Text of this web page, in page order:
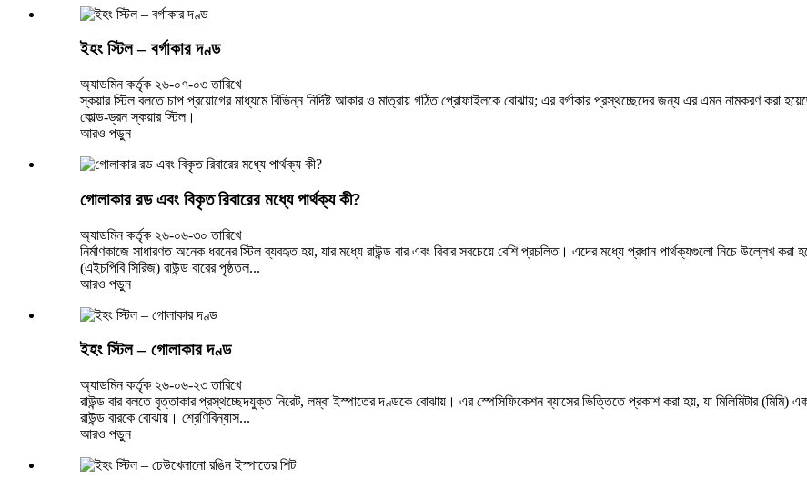
ইহং স্টিল – বর্গাকার দণ্ড
অ্যাডমিন কর্তৃক ২৬-০৭-০৩ তারিখে
স্কয়ার স্টিল বলতে চাপ প্রয়োগের মাধ্যমে বিভিন্ন নির্দিষ্ট আকার ও মাত্রায় গঠিত প্রোফাইলকে বোঝায়; এর বর্গাকার প্রস্থচ্ছেদের জন্য এর এমন নামকরণ করা
কোল্ড-ড্রন স্কয়ার স্টিল।
আরও পড়ুন
গোলাকার রড এবং বিকৃত রিবারের মধ্যে পার্থক্য কী?
অ্যাডমিন কর্তৃক ২৬-০৬-৩০ তারিখে
নির্মাণকাজে সাধারণত অনেক ধরনের স্টিল ব্যবহৃত হয়, যার মধ্যে রাউন্ড বার এবং রিবার সবচেয়ে বেশি প্রচলিত। এদের মধ্যে প্রধান পার্থক্যগুলো নিচে উল্লেখ
(এইচপিবি সিরিজ) রাউন্ড বারের পৃষ্ঠতল...
আরও পড়ুন
ইহং স্টিল – গোলাকার দণ্ড
অ্যাডমিন কর্তৃক ২৬-০৬-২৩ তারিখে
রাউন্ড বার বলতে বৃত্তাকার প্রস্থচ্ছেদযুক্ত নিরেট, লম্বা ইস্পাতের দণ্ডকে বোঝায়। এর স্পেসিফিকেশন ব্যাসের ভিত্তিতে প্রকাশ করা হয়, যা মিলিমিটার (মিমি)
রাউন্ড বারকে বোঝায়। শ্রেণিবিন্যাস...
আরও পড়ুন